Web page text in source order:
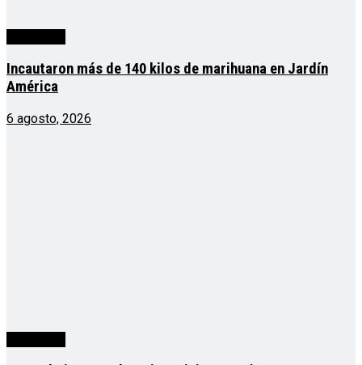
Incautaron más de 140 kilos de marihuana en Jardín
América
6 agosto, 2026